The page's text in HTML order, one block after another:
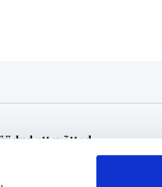
ettevõtted
referentse müüdud